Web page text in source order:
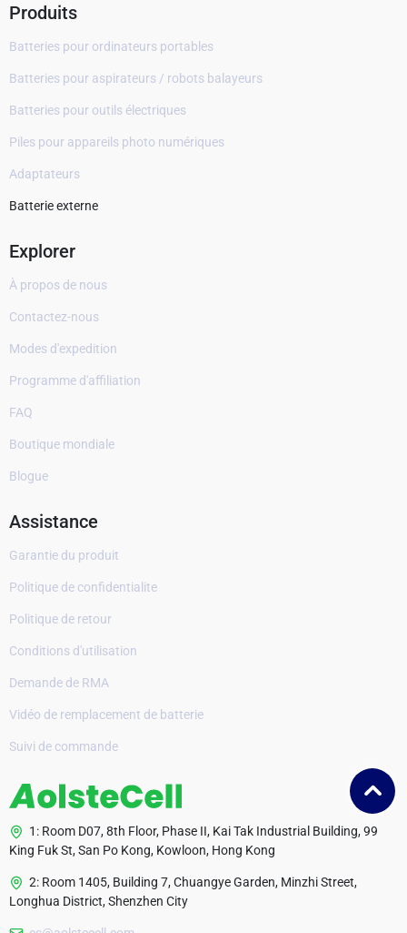
Produits
Batteries pour ordinateurs portables
Batteries pour aspirateurs / robots balayeurs
Batteries pour outils électriques
Piles pour appareils photo numériques
Adaptateurs
Batterie externe
Explorer
À propos de nous
Contactez-nous
Modes d'expedition
Programme d'affiliation
FAQ
Boutique mondiale
Blogue
Assistance
Garantie du produit
Politique de confidentialite
Politique de retour
Conditions d'utilisation
Demande de RMA
Vidéo de remplacement de batterie
Suivi de commande
1: Room D07, 8th Floor, Phase II, Kai Tak Industrial Building, 99
King Fuk St, San Po Kong, Kowloon, Hong Kong
2: Room 1405, Building 7, Chuangye Garden, Minzhi Street,
Longhua District, Shenzhen City